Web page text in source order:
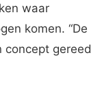
waar
komen. “De
gereed